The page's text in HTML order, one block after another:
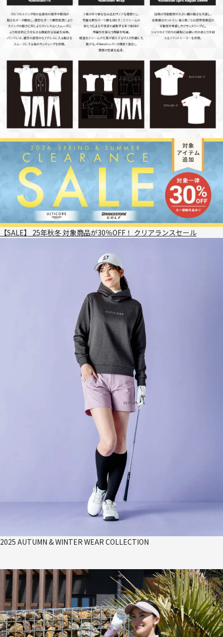
【SALE】 25年秋冬 対象商品が30％OFF！ クリアランスセール
2025 AUTUMN & WINTER WEAR COLLECTION